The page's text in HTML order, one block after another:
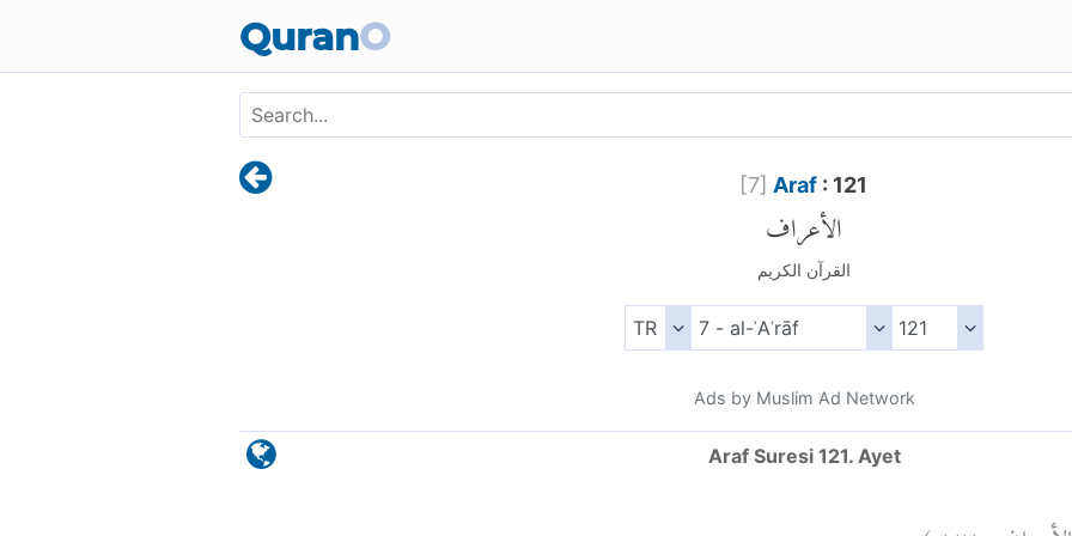
QuranO
[7] Araf : 121
الأعراف
القرآن الكريم
Ads by Muslim Ad Network
Araf Suresi 121. Ayet